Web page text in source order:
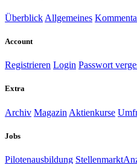
Überblick Allgemeines
Account
Registrieren Login Passwort
Extra
Archiv Magazin Aktienkurse
Jobs
Pilotenausbildung Stellenmarkt